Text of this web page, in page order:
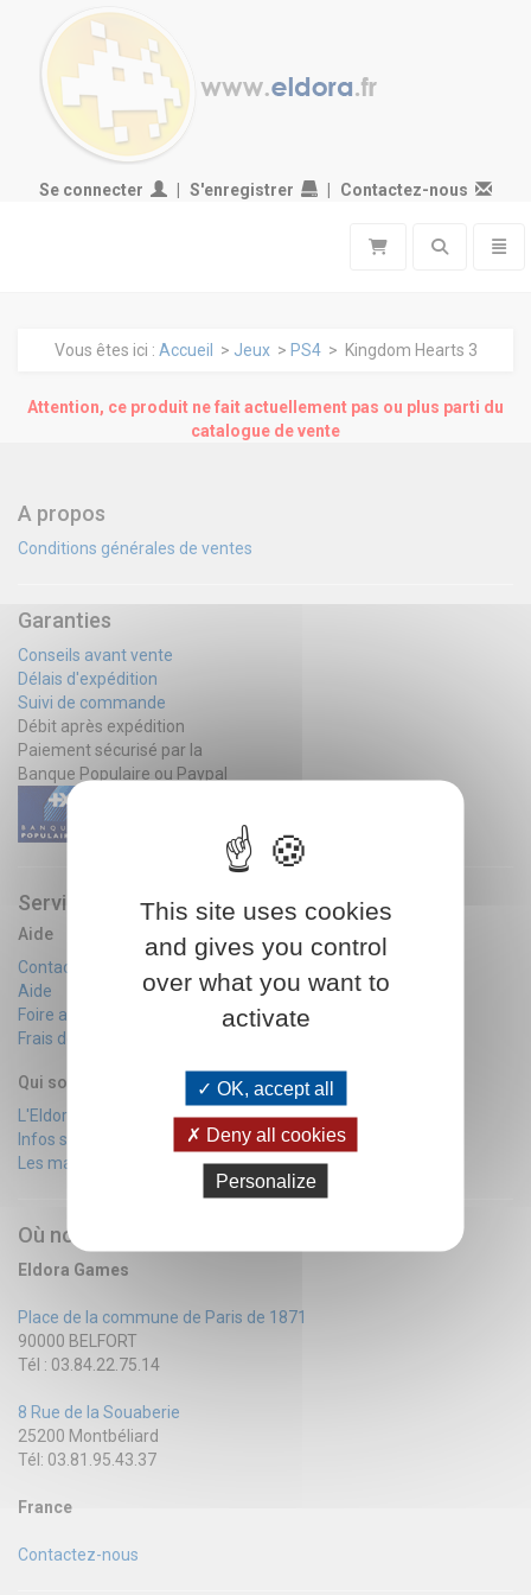
Se connecter S'enregistrer Contactez-nous
Toggle search
Vous êtes ici : Accueil > Jeux> PS4> Kingdom Hearts 3
Attention, ce produit ne fait actuellement pas ou plus parti du
catalogue de vente
A propos
Conditions générales de ventes
Garanties
Conseils avant vente
Délais d'expédition
Suivi de commande
Débit après expédition
Paiement sécurisé par la
Banque Populaire ou Paypal
Services
Aide
Contactez-nous
Aide
Foire aux questions
Frais de port
Qui sommes nous?
L'Eldora team
Infos sur achats d'Occaz
Les magasins
Où nous trouver?
Eldora Games
Place de la commune de Paris de 1871
90000 BELFORT
Tél : 03.84.22.75.14
8 Rue de la Souaberie
25200 Montbéliard
Tél: 03.81.95.43.37
France
Contactez-nous
This site uses cookies
and gives you control
over what you want to
activate
OK, accept all
Deny all cookies
Personalize